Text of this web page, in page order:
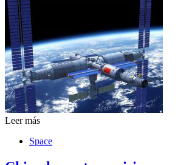
Leer más
Space